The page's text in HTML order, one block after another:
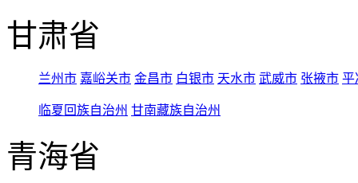
甘肃省
兰州市 嘉峪关市 金昌市 白银市 天水市 武威市 张掖市 平
临夏回族自治州 甘南藏族自治州
青海省